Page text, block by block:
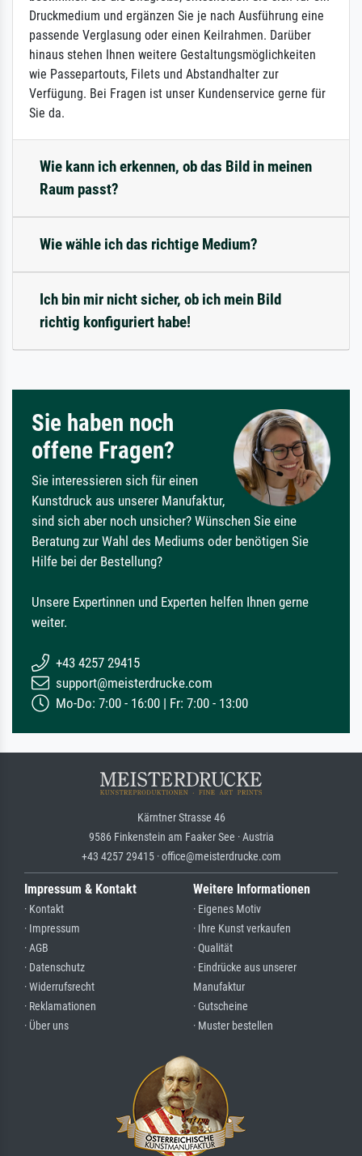
Druckmedium und ergänzen Sie je nach Ausführung eine
passende Verglasung oder einen Keilrahmen. Darüber
hinaus stehen Ihnen weitere Gestaltungsmöglichkeiten
wie Passepartouts, Filets und Abstandhalter zur
Verfügung. Bei Fragen ist unser Kundenservice gerne für
Sie da.
Wie kann ich erkennen, ob das Bild in meinen
Raum passt?
Wie wähle ich das richtige Medium?
Ich bin mir nicht sicher, ob ich mein Bild
richtig konfiguriert habe!
Sie haben noch
offene Fragen?
Sie interessieren sich für einen
Kunstdruck aus unserer Manufaktur,
sind sich aber noch unsicher? Wünschen Sie eine
Beratung zur Wahl des Mediums oder benötigen Sie
Hilfe bei der Bestellung?
Unsere Expertinnen und Experten helfen Ihnen gerne
weiter.
+43 4257 29415
support@meisterdrucke.com
Mo-Do: 7:00 - 16:00 | Fr: 7:00 - 13:00
Kärntner Strasse 46
9586 Finkenstein am Faaker See · Austria
+43 4257 29415 · office@meisterdrucke.com
Impressum & Kontakt
· Kontakt
· Impressum
· AGB
· Datenschutz
· Widerrufsrecht
· Reklamationen
· Über uns
Weitere Informationen
· Eigenes Motiv
· Ihre Kunst verkaufen
· Qualität
· Eindrücke aus unserer
Manufaktur
· Gutscheine
· Muster bestellen